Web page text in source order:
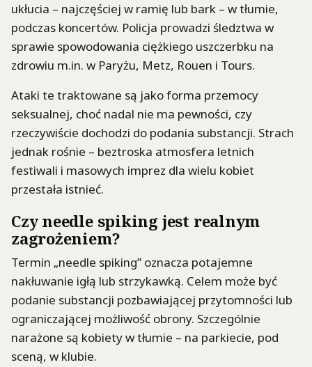
ukłucia – najczęściej w ramię lub bark – w tłumie,
podczas koncertów. Policja prowadzi śledztwa w
sprawie spowodowania ciężkiego uszczerbku na
zdrowiu m.in. w Paryżu, Metz, Rouen i Tours.
Ataki te traktowane są jako forma przemocy
seksualnej, choć nadal nie ma pewności, czy
rzeczywiście dochodzi do podania substancji. Strach
jednak rośnie – beztroska atmosfera letnich
festiwali i masowych imprez dla wielu kobiet
przestała istnieć.
Czy needle spiking jest realnym
zagrożeniem?
Termin „needle spiking” oznacza potajemne
nakłuwanie igłą lub strzykawką. Celem może być
podanie substancji pozbawiającej przytomności lub
ograniczającej możliwość obrony. Szczególnie
narażone są kobiety w tłumie – na parkiecie, pod
sceną, w klubie.